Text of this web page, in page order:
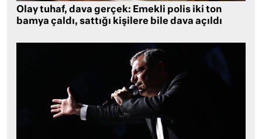
Olay tuhaf, dava gerçek: Emekli polis iki ton
bamya çaldı, sattığı kişilere bile dava açıldı